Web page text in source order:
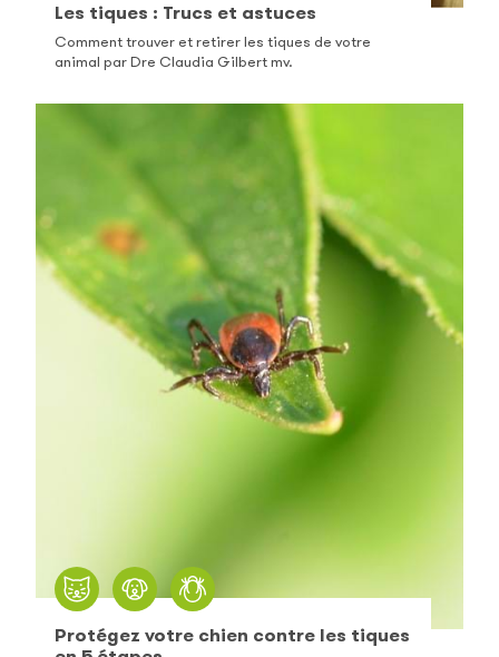
Les tiques : Trucs et astuces
Comment trouver et retirer les tiques de votre
animal par Dre Claudia Gilbert mv.
Protégez votre chien contre les tiques